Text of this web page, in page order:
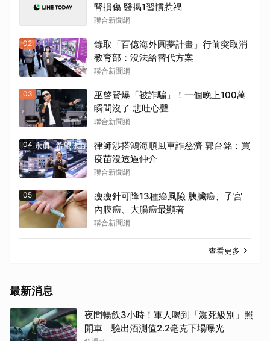
腎損傷 醫揭1習慣惹禍
聯合新聞網
02
錄取「百億海外圓夢計畫」行前突取消
教育部：沒法給替代方案
聯合新聞網
03
巫啓賢爆「被詐騙」！一個晚上100萬
瞬間沒了 悲吐心聲
聯合新聞網
04
律師涉搭鴻海順風車詐慈濟 郭台銘：買
疫苗沒透過仲介
聯合新聞網
05
瘦瘦針可降13種癌風險 胰臟癌、子宮
內膜癌、大腸癌最顯著
聯合新聞網
查看更多
最新消息
夜間暢飲3小時！軍人喝到「瀕死級別」照
開車 驗出酒測值2.2毫克下場曝光